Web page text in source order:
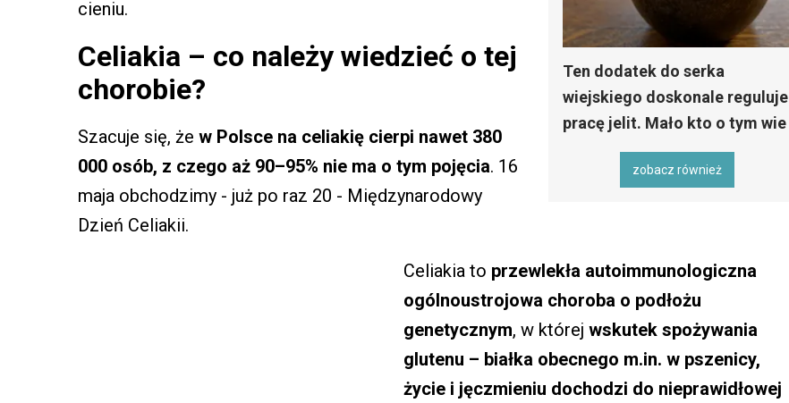
Ten dodatek do serka
wiejskiego doskonale reguluje
pracę jelit. Mało kto o tym wie
zobacz również
cieniu.
Celiakia – co należy wiedzieć o tej
chorobie?
Szacuje się, że w Polsce na celiakię cierpi nawet 380
000 osób, z czego aż 90–95% nie ma o tym pojęcia. 16
maja obchodzimy - już po raz 20 - Międzynarodowy
Dzień Celiakii.
Celiakia to przewlekła autoimmunologiczna
ogólnoustrojowa choroba o podłożu
genetycznym, w której wskutek spożywania
glutenu – białka obecnego m.in. w pszenicy,
życie i jęczmieniu dochodzi do nieprawidłowej